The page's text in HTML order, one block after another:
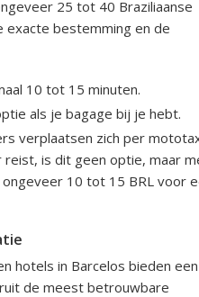
25 tot 40 Braziliaanse
exacte bestemming en de
10 tot 15 minuten.
als je bagage bij je hebt.
verplaatsen zich per
is dit geen optie, maar
10 tot 15 BRL voor
hotels in Barcelos bieden een
de meest betrouwbare